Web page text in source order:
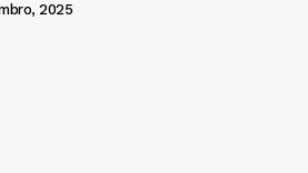
2025